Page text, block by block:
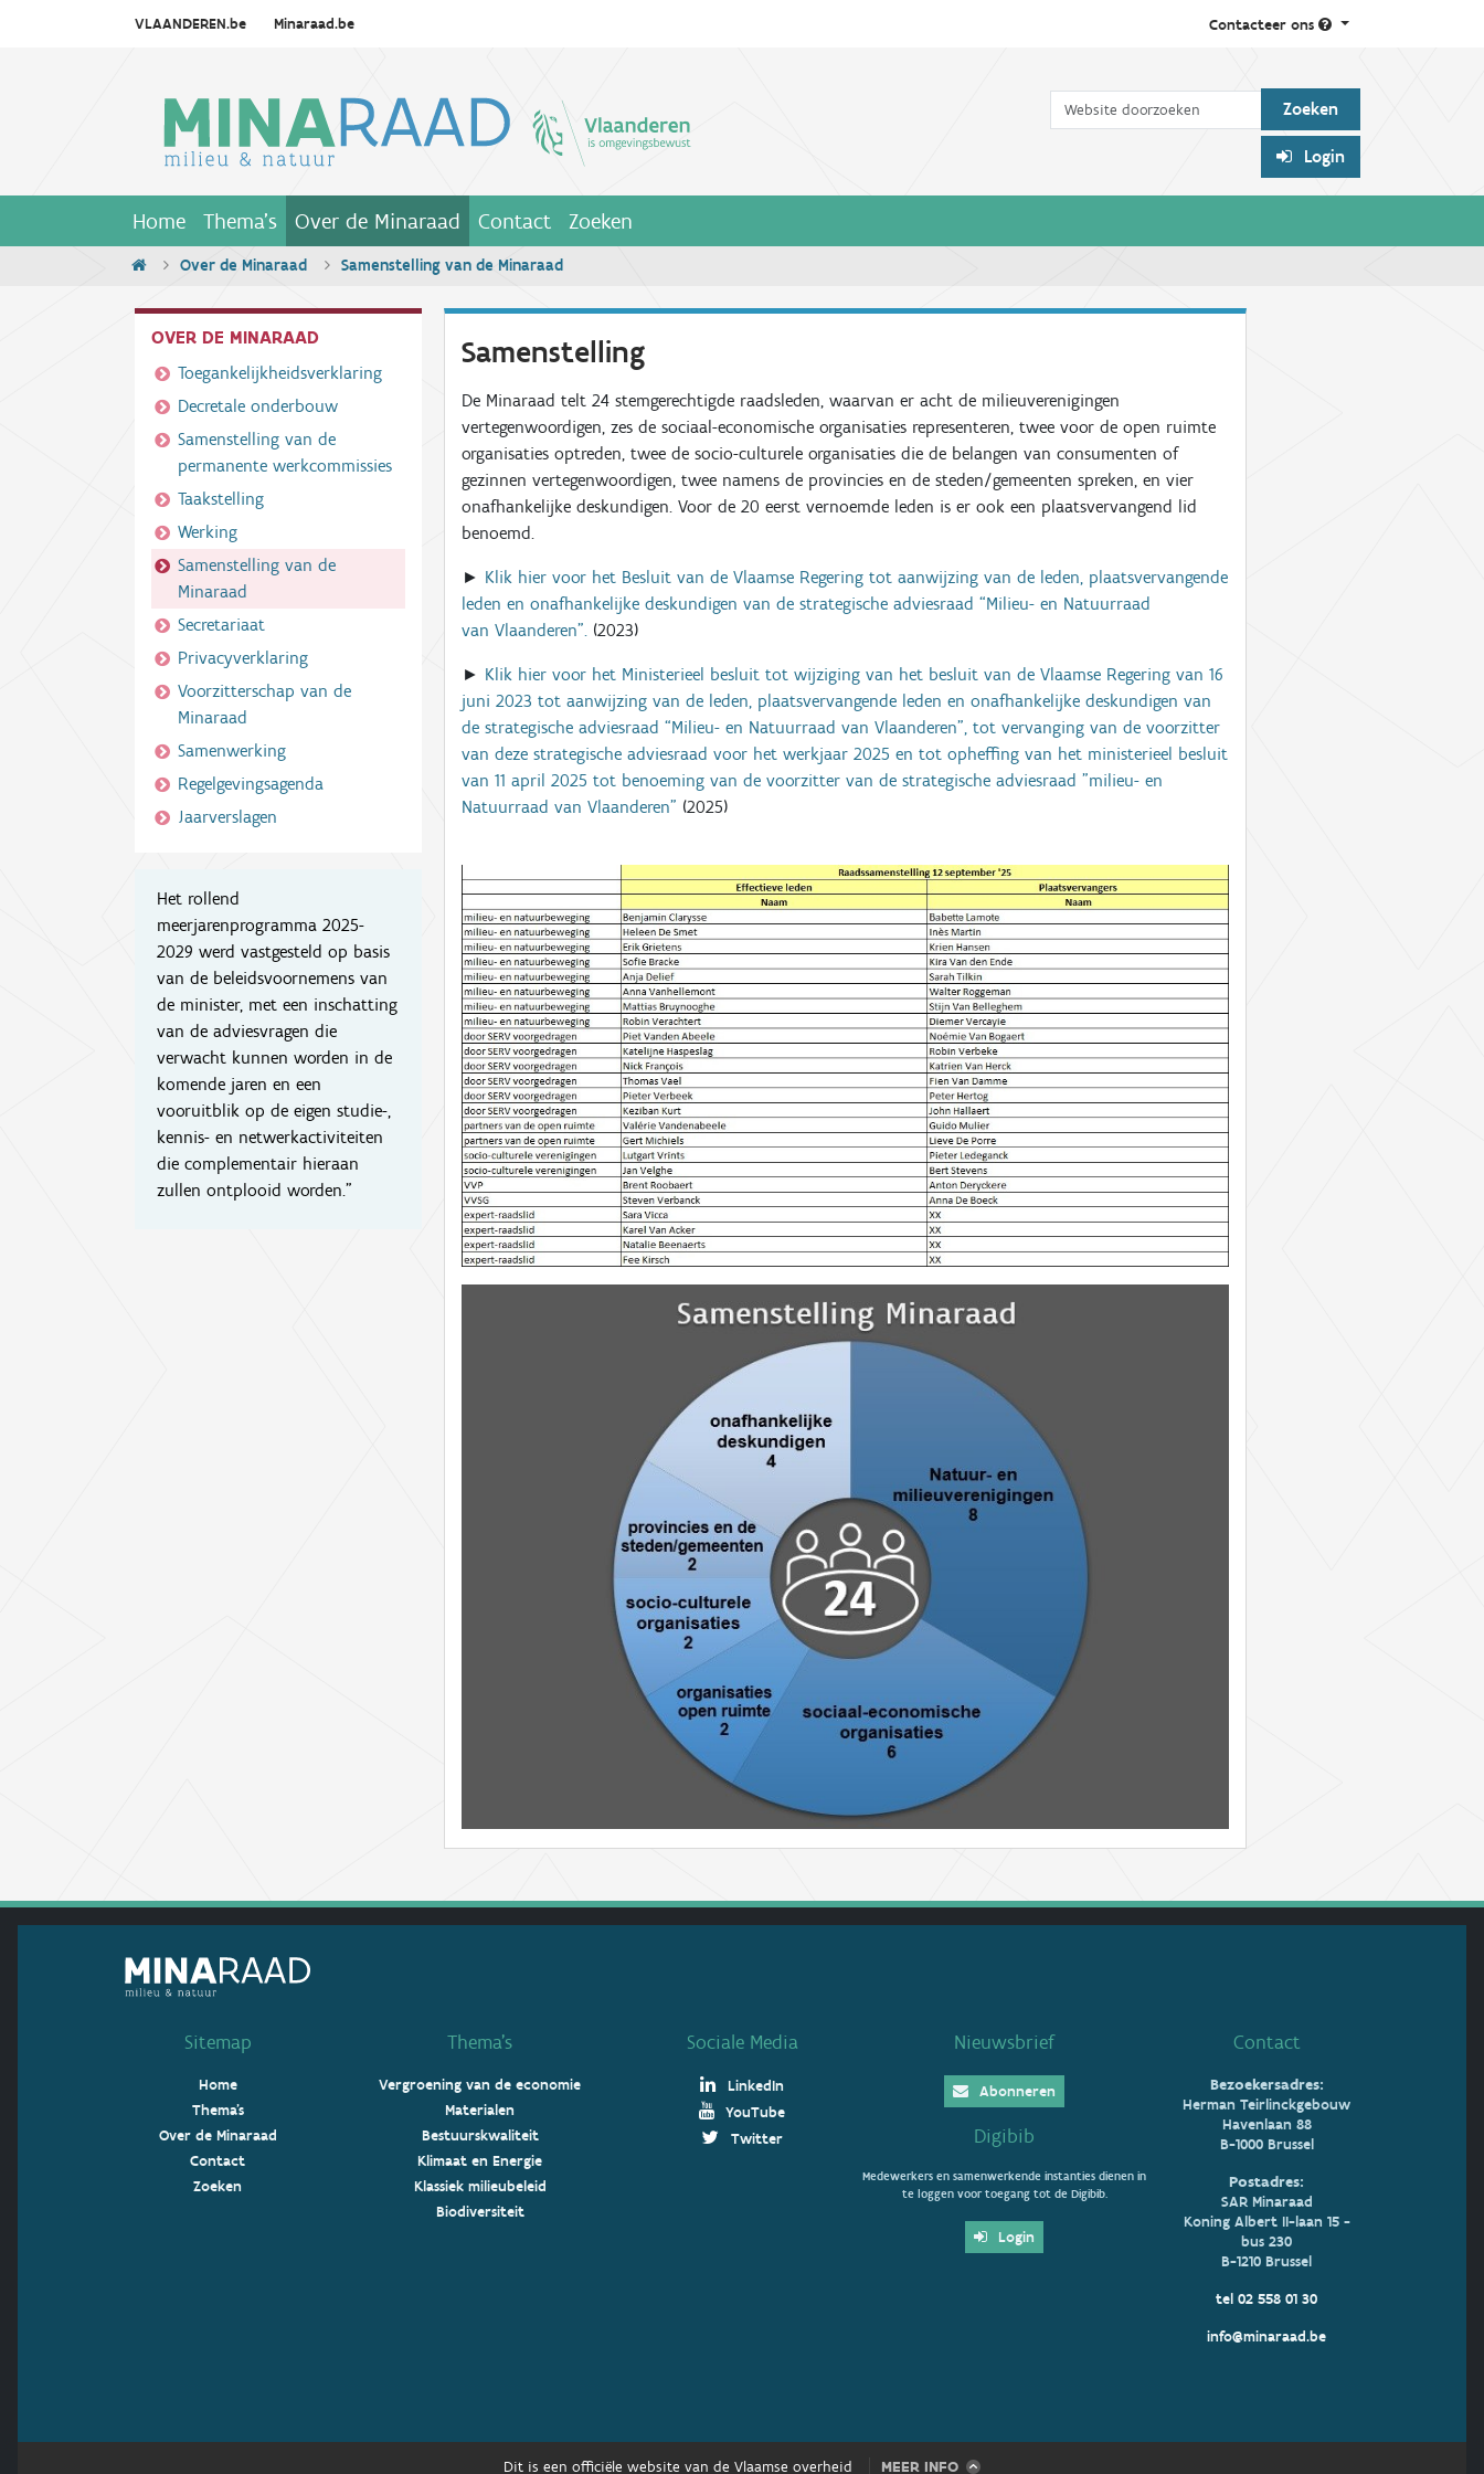
VLAANDEREN.be Minaraad.be Contacteer ons
Zoek
Login
Home Thema's Over de Minaraad Contact Zoeken
Over de Minaraad Samenstelling van de Minaraad
OVER DE MINARAAD
Toegankelijkheidsverklaring
Decretale onderbouw
Samenstelling van de
permanente werkcommissies
Taakstelling
Werking
Samenstelling van de
Minaraad
Secretariaat
Privacyverklaring
Voorzitterschap van de
Minaraad
Samenwerking
Regelgevingsagenda
Jaarverslagen
Het rollend
meerjarenprogramma 2025-
2029 werd vastgesteld op basis
van de beleidsvoornemens van
de minister, met een inschatting
van de adviesvragen die
verwacht kunnen worden in de
komende jaren en een
vooruitblik op de eigen studie-,
kennis- en netwerkactiviteiten
die complementair hieraan
zullen ontplooid worden."
Samenstelling
De Minaraad telt 24 stemgerechtigde raadsleden, waarvan er acht de milieuverenigingen
vertegenwoordigen, zes de sociaal-economische organisaties representeren, twee voor de open ruimte
organisaties optreden, twee de socio-culturele organisaties die de belangen van consumenten of
gezinnen vertegenwoordigen, twee namens de provincies en de steden/gemeenten spreken, en vier
onafhankelijke deskundigen. Voor de 20 eerst vernoemde leden is er ook een plaatsvervangend lid
benoemd.
► Klik hier voor het Besluit van de Vlaamse Regering tot aanwijzing van de leden, plaatsvervangende
leden en onafhankelijke deskundigen van de strategische adviesraad “Milieu- en Natuurraad
van Vlaanderen”. (2023)
► Klik hier voor het Ministerieel besluit tot wijziging van het besluit van de Vlaamse Regering van 16
juni 2023 tot aanwijzing van de leden, plaatsvervangende leden en onafhankelijke deskundigen van
de strategische adviesraad “Milieu- en Natuurraad van Vlaanderen”, tot vervanging van de voorzitter
van deze strategische adviesraad voor het werkjaar 2025 en tot opheffing van het ministerieel besluit
van 11 april 2025 tot benoeming van de voorzitter van de strategische adviesraad "milieu- en
Natuurraad van Vlaanderen" (2025)
Sitemap
Home
Thema's
Over de Minaraad
Contact
Zoeken
Thema’s
Vergroening van de economie
Materialen
Bestuurskwaliteit
Klimaat en Energie
Klassiek milieubeleid
Biodiversiteit
Sociale Media
LinkedIn
YouTube
Twitter
Nieuwsbrief
Abonneren
Digibib
Medewerkers en samenwerkende instanties dienen in
te loggen voor toegang tot de Digibib.
Login
Contact
Bezoekersadres:
Herman Teirlinckgebouw
Havenlaan 88
B-1000 Brussel
Postadres:
SAR Minaraad
Koning Albert II-laan 15 -
bus 230
B-1210 Brussel
tel 02 558 01 30
info@minaraad.be
Dit is een officiële website van de Vlaamse overheid MEER INFO